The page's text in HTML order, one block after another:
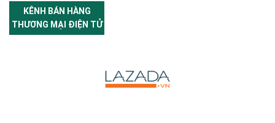
KÊNH BÁN HÀNG
THƯƠNG MẠI ĐIỆN TỬ